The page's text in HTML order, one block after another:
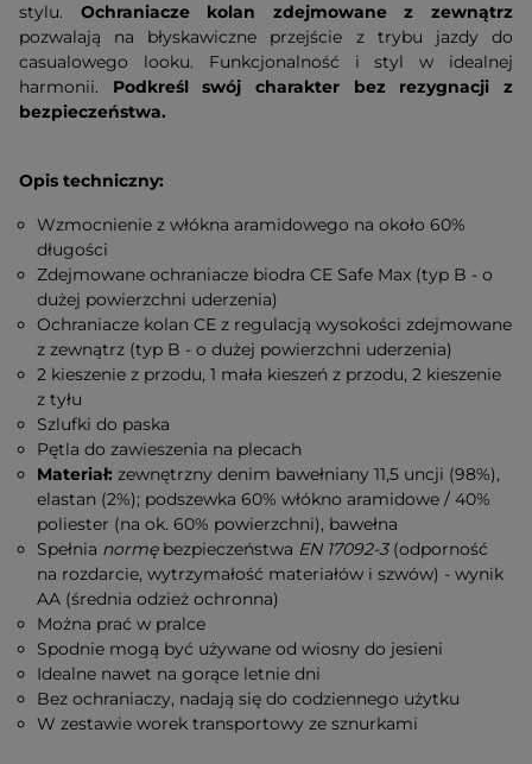
stylu. Ochraniacze kolan zdejmowane z zewnątrz
pozwalają na błyskawiczne przejście z trybu jazdy do
casualowego looku. Funkcjonalność i styl w idealnej
harmonii. Podkreśl swój charakter bez rezygnacji z
bezpieczeństwa.
Opis techniczny:
Wzmocnienie z włókna aramidowego na około 60%
długości
Zdejmowane ochraniacze biodra CE Safe Max (typ B - o
dużej powierzchni uderzenia)
Ochraniacze kolan CE z regulacją wysokości zdejmowane
z zewnątrz (typ B - o dużej powierzchni uderzenia)
2 kieszenie z przodu, 1 mała kieszeń z przodu, 2 kieszenie
z tyłu
Szlufki do paska
Pętla do zawieszenia na plecach
Materiał: zewnętrzny denim bawełniany 11,5 uncji (98%),
elastan (2%); podszewka 60% włókno aramidowe / 40%
poliester (na ok. 60% powierzchni), bawełna
Spełnia normębezpieczeństwa EN 17092-3 (odporność
na rozdarcie, wytrzymałość materiałów i szwów) - wynik
AA (średnia odzież ochronna)
Można prać w pralce
Spodnie mogą być używane od wiosny do jesieni
Idealne nawet na gorące letnie dni
Bez ochraniaczy, nadają się do codziennego użytku
W zestawie worek transportowy ze sznurkami